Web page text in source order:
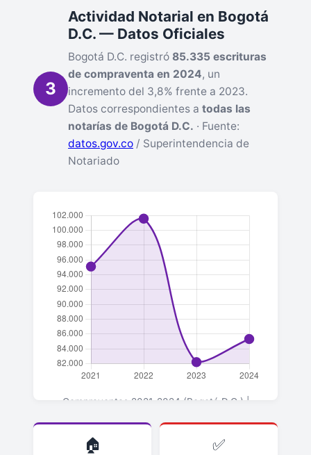
3
Actividad Notarial en Bogotá
D.C. — Datos Oficiales
Bogotá D.C. registró 85.335 escrituras
de compraventa en 2024, un
incremento del 3,8% frente a 2023.
Datos correspondientes a todas las
notarías de Bogotá D.C. · Fuente:
datos.gov.co / Superintendencia de
Notariado
Compraventas 2021-2024 (Bogotá D.C.) |
🏠 ✅